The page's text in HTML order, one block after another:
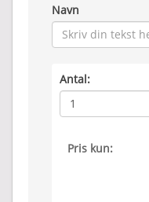
Navn
Antal:
Pris kun: